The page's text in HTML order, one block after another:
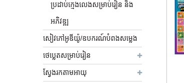
ប្រដាប់ក្មេងលេងសម្រាប់រៀន និង
អភិវឌ្ឍ
សៀវភៅអូឌីយ៉ូ/ឧបករណ៍បំពងសម្លេង
ថេប្លេតសម្រាប់រៀន
ស្វែងរកតាមអាយុ